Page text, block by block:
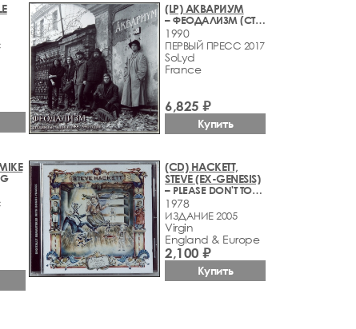
(LP) АКВАРИУМ
– ФЕОДАЛИЗМ (СТУДИЙНЫЕ ЗАПИСИ 1988-1990 ГОДОВ)
1990
ПЕРВЫЙ ПРЕСС 2017
SoLyd
France
6,825 ₽
Купить
(CD) HACKETT,
STEVE (EX-GENESIS)
– PLEASE DON'T TOUCH!
1978
ИЗДАНИЕ 2005
Virgin
England & Europe
2,100 ₽
Купить